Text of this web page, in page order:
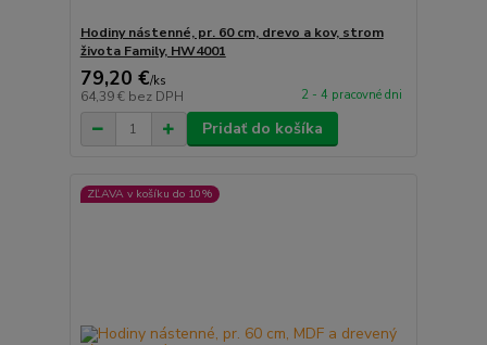
Hodiny nástenné, pr. 60 cm, drevo a kov, strom
života Family, HW4001
79,20 €/ks
64,39 € bez DPH 2 - 4 pracovné dni
Pridať do košíka
ZĽAVA v košíku do 10%